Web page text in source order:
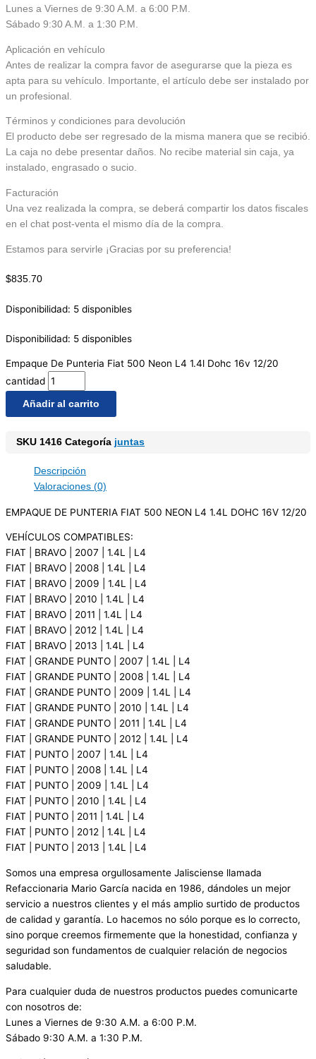
Lunes a Viernes de 9:30 A.M. a 6:00 P.M.
Sábado 9:30 A.M. a 1:30 P.M.
Aplicación en vehículo
Antes de realizar la compra favor de asegurarse que la pieza es
apta para su vehículo. Importante, el artículo debe ser instalado por
un profesional.
Términos y condiciones para devolución
El producto debe ser regresado de la misma manera que se recibió.
La caja no debe presentar daños. No recibe material sin caja, ya
instalado, engrasado o sucio.
Facturación
Una vez realizada la compra, se deberá compartir los datos fiscales
en el chat post-venta el mismo día de la compra.
Estamos para servirle ¡Gracias por su preferencia!
$835.70
Disponibilidad: 5 disponibles
Disponibilidad: 5 disponibles
Empaque De Punteria Fiat 500 Neon L4 1.4l Dohc 16v 12/20
cantidad
Añadir al carrito
SKU 1416 Categoría juntas
Descripción
Valoraciones (0)
EMPAQUE DE PUNTERIA FIAT 500 NEON L4 1.4L DOHC 16V 12/20
VEHÍCULOS COMPATIBLES:
FIAT | BRAVO | 2007 | 1.4L | L4
FIAT | BRAVO | 2008 | 1.4L | L4
FIAT | BRAVO | 2009 | 1.4L | L4
FIAT | BRAVO | 2010 | 1.4L | L4
FIAT | BRAVO | 2011 | 1.4L | L4
FIAT | BRAVO | 2012 | 1.4L | L4
FIAT | BRAVO | 2013 | 1.4L | L4
FIAT | GRANDE PUNTO | 2007 | 1.4L | L4
FIAT | GRANDE PUNTO | 2008 | 1.4L | L4
FIAT | GRANDE PUNTO | 2009 | 1.4L | L4
FIAT | GRANDE PUNTO | 2010 | 1.4L | L4
FIAT | GRANDE PUNTO | 2011 | 1.4L | L4
FIAT | GRANDE PUNTO | 2012 | 1.4L | L4
FIAT | PUNTO | 2007 | 1.4L | L4
FIAT | PUNTO | 2008 | 1.4L | L4
FIAT | PUNTO | 2009 | 1.4L | L4
FIAT | PUNTO | 2010 | 1.4L | L4
FIAT | PUNTO | 2011 | 1.4L | L4
FIAT | PUNTO | 2012 | 1.4L | L4
FIAT | PUNTO | 2013 | 1.4L | L4
Somos una empresa orgullosamente Jalisciense llamada
Refaccionaria Mario García nacida en 1986, dándoles un mejor
servicio a nuestros clientes y el más amplio surtido de productos
de calidad y garantía. Lo hacemos no sólo porque es lo correcto,
sino porque creemos firmemente que la honestidad, confianza y
seguridad son fundamentos de cualquier relación de negocios
saludable.
Para cualquier duda de nuestros productos puedes comunicarte
con nosotros de:
Lunes a Viernes de 9:30 A.M. a 6:00 P.M.
Sábado 9:30 A.M. a 1:30 P.M.